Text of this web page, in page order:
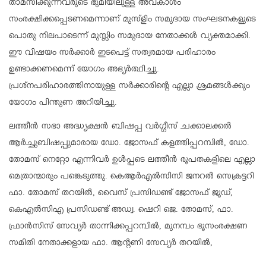
താമസിക്കുന്നവരുടെ ഭുമിയിലുള്ള അവകാശം
സംരക്ഷിക്കപ്പെടണമെന്നാണ് മുസ്ളിം സമുദായ സംഘടനകളുടെ
പൊതു നിലപാടെന്ന് മുസ്ലിം സമുദായ നേതാക്കൾ വ്യക്തമാക്കി.
ഈ വിഷയം സർക്കാർ ഇടപെട്ട് സത്വരമായ പരിഹാരം
ഉണ്ടാക്കണമെന്ന് യോഗം അഭ്യർത്ഥിച്ചു.
പ്രശ്നപരിഹാരത്തിനായുള്ള സർക്കാരിൻ്റെ എല്ലാ ശ്രമങ്ങൾക്കും
യോഗം പിന്തുണ അറിയിച്ചു.
ലത്തീൻ സഭാ അദ്ധ്യക്ഷൻ ബിഷപ്പ വർഗ്ഗീസ് ചക്കാലക്കൽ
ആർച്ചുബിഷപ്പുമാരായ ഡോ. ജോസഫ് കളത്തിപ്പറമ്പിൽ, ഡോ.
തോമസ് നെറ്റോ എന്നിവർ ഉൾപ്പടെ ലത്തീൻ രൂപതകളിലെ എല്ലാ
മെത്രാന്മാരും പങ്കെടുത്തു. കെആർഎൽസിസി ജനറൽ സെക്രട്ടറി
ഫാ. തോമസ് തറയിൽ, വൈസ് പ്രസിഡണ്ട് ജോസഫ് ജൂഡ്,
കെഎൽസിഎ പ്രസിഡണ്ട് അഡ്വ. ഷെറി ജെ. തോമസ്, ഫാ.
ഫ്രാൻസിസ് സേവ്യർ താന്നിക്കപ്പറമ്പിൽ, മുനമ്പം ഭൂസംരക്ഷണ
സമിതി നേതാക്കളായ ഫാ. ആൻ്റണി സേവ്യർ തറയിൽ,